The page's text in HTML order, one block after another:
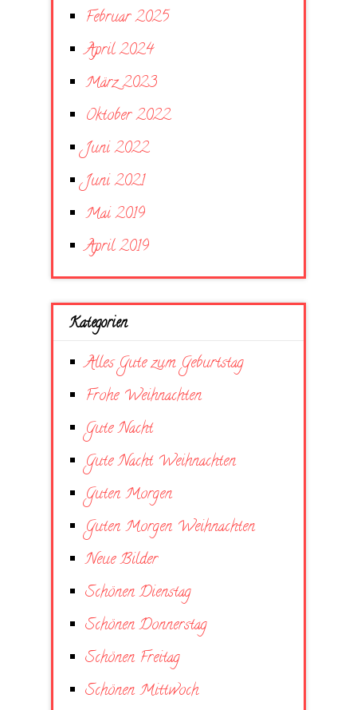
Februar 2025
April 2024
März 2023
Oktober 2022
Juni 2022
Juni 2021
Mai 2019
April 2019
Kategorien
Alles Gute zum Geburtstag
Frohe Weihnachten
Gute Nacht
Gute Nacht Weihnachten
Guten Morgen
Guten Morgen Weihnachten
Neue Bilder
Schönen Dienstag
Schönen Donnerstag
Schönen Freitag
Schönen Mittwoch